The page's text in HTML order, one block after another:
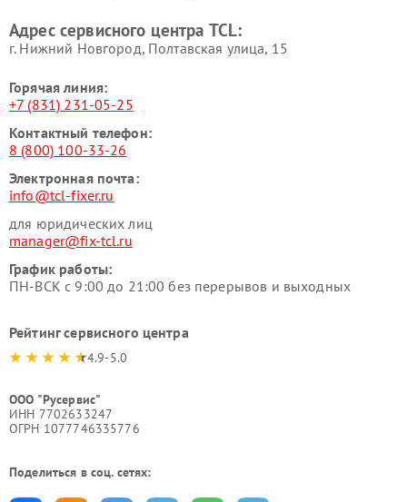
Адрес сервисного центра TCL:
г. Нижний Новгород, Полтавская улица, 15
Горячая линия:
+7 (831) 231-05-25
Контактный телефон:
8 (800) 100-33-26
Электронная почта:
info@tcl-fixer.ru
для юридических лиц
manager@fix-tcl.ru
График работы:
ПН-ВСК с 9:00 до 21:00 без перерывов и выходных
Рейтинг сервисного центра
4.9-5.0
ООО "Русервис"
ИНН 7702633247
ОГРН 1077746335776
Поделиться в соц. сетях: